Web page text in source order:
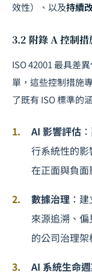
效性）、以及持續
3.2 附錄 A 控制
ISO 42001 最具差
單，這些控制措施
了既有 ISO 標準的
AI 影響評估
行系統性的
在正面與負面
數據治理 ：
來源追溯、
的公司治理架
AI 系統生命